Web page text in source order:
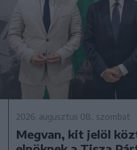
2026. augusztus 08., szombat
Megvan, kit jelöl